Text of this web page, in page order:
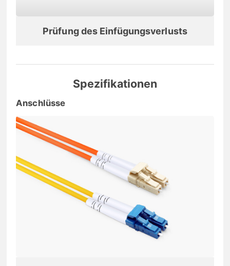
Prüfung des Einfügungsverlusts
Spezifikationen
Anschlüsse